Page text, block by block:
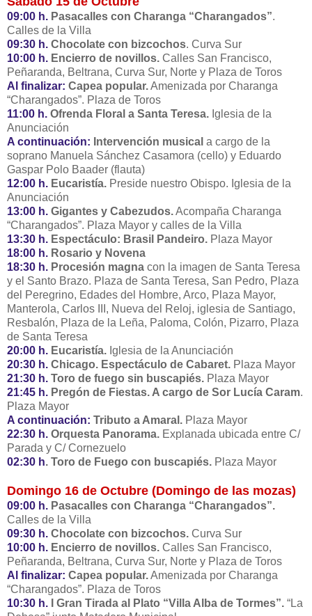
09:00 h. Pasacalles con Charanga “Charangados”.
Calles de la Villa
09:30 h. Chocolate con bizcochos. Curva Sur
10:00 h. Encierro de novillos. Calles San Francisco,
Peñaranda, Beltrana, Curva Sur, Norte y Plaza de Toros
Al finalizar: Capea popular.Amenizada por Charanga
“Charangados”. Plaza de Toros
11:00 h. Ofrenda Floral a Santa Teresa. Iglesia de la
Anunciación
A continuación: Intervención musical a cargo de la
soprano Manuela Sánchez Casamora (cello) y Eduardo
Gaspar Polo Baader (flauta)
12:00 h. Eucaristía. Preside nuestro Obispo. Iglesia de la
Anunciación
13:00 h. Gigantes y Cabezudos.Acompaña Charanga
“Charangados”. Plaza Mayor y calles de la Villa
13:30 h. Espectáculo: Brasil Pandeiro. Plaza Mayor
18:00 h. Rosario y Novena
18:30 h. Procesión magna con la imagen de Santa Teresa
y el Santo Brazo. Plaza de Santa Teresa, San Pedro, Plaza
del Peregrino, Edades del Hombre, Arco, Plaza Mayor,
Manterola, Carlos III, Nueva del Reloj, iglesia de Santiago,
Resbalón, Plaza de la Leña, Paloma, Colón, Pizarro, Plaza
de Santa Teresa
20:00 h. Eucaristía. Iglesia de la Anunciación
20:30 h. Chicago. Espectáculo de Cabaret. Plaza Mayor
21:30 h. Toro de fuego sin buscapiés. Plaza Mayor
21:45 h. Pregón de Fiestas. A cargo de Sor Lucía Caram.
Plaza Mayor
A continuación: Tributo a Amaral. Plaza Mayor
22:30 h. Orquesta Panorama. Explanada ubicada entre C/
Parada y C/ Cornezuelo
02:30 h. Toro de Fuego con buscapiés. Plaza Mayor
Domingo 16 de Octubre (Domingo de las mozas)
09:00 h. Pasacalles con Charanga “Charangados”.
Calles de la Villa
09:30 h. Chocolate con bizcochos. Curva Sur
10:00 h. Encierro de novillos. Calles San Francisco,
Peñaranda, Beltrana, Curva Sur, Norte y Plaza de Toros
Al finalizar: Capea popular.Amenizada por Charanga
“Charangados”. Plaza de Toros
10:30 h. I Gran Tirada al Plato “Villa Alba de Tormes”. “La